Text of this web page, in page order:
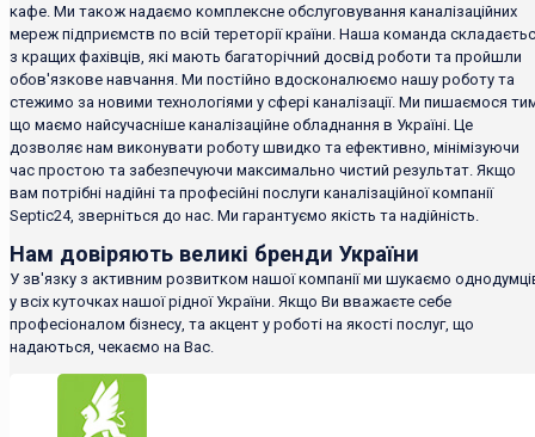
кафе. Ми також надаємо комплексне обслуговування каналізаційних
мереж підприємств по всій тереторії країни. Наша команда
з кращих фахівців, які мають багаторічний досвід роботи та пройшли
обов'язкове навчання. Ми постійно вдосконалюємо нашу роботу та
стежимо за новими технологіями у сфері каналізації. Ми пишаємося
що маємо найсучасніше каналізаційне обладнання в Україні. Це
дозволяє нам виконувати роботу швидко та ефективно, мінімізуючи
час простою та забезпечуючи максимально чистий результат. Якщо
вам потрібні надійні та професійні послуги каналізаційної компанії
Septic24, зверніться до нас. Ми гарантуємо якість та надійність.
Нам довіряють великі бренди України
У зв'язку з активним розвитком нашої компанії ми шукаємо
у всіх куточках нашої рідної України. Якщо Ви вважаєте себе
професіоналом бізнесу, та акцент у роботі на якості послуг, що
надаються, чекаємо на Вас.